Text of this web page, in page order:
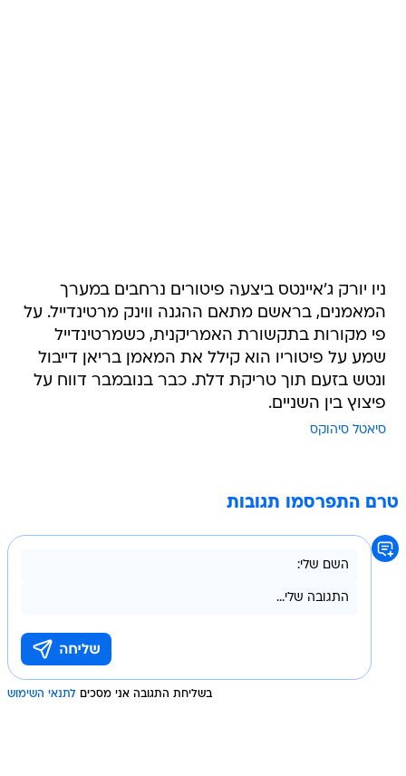
ניו יורק ג'איינטס ביצעה פיטורים נרחבים במערך
המאמנים, בראשם מתאם ההגנה ווינק מרטינדייל. על
פי מקורות בתקשורת האמריקנית, כשמרטינדייל
שמע על פיטוריו הוא קילל את המאמן בריאן דייבול
ונטש בזעם תוך טריקת דלת. כבר בנובמבר דווח על
פיצוץ בין השניים.
סיאטל סיהוקס
טרם התפרסמו תגובות
בשליחת התגובה אני מסכים לתנאי השימוש